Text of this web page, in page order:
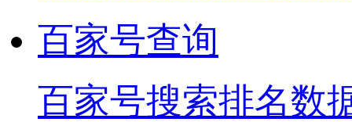
百家号查询
百家号搜索排名数